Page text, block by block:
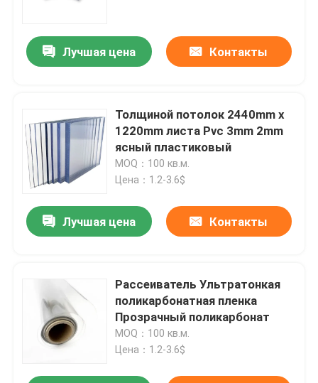
Лучшая цена Контакты
Толщиной потолок 2440mm x
1220mm листа Pvc 3mm 2mm
ясный пластиковый
MOQ：100 кв.м.
Цена：1.2-3.6$
Лучшая цена Контакты
Рассеиватель Ультратонкая
поликарбонатная пленка
Прозрачный поликарбонат
MOQ：100 кв.м.
Цена：1.2-3.6$